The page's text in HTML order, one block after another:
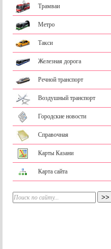
Трамваи
Метро
Такси
Железная дорога
Речной транспорт
Воздушный транспорт
Городские новости
Справочная
Карты Казани
Карта сайта